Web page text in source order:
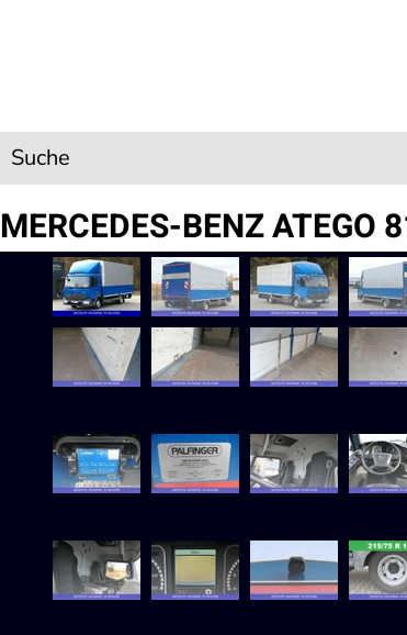
Suche
MERCEDES-BENZ